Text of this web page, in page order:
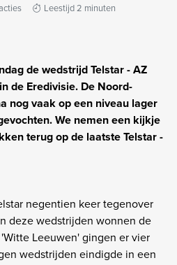
Leestijd 2 minuten
de wedstrijd Telstar - AZ
de Eredivisie. De Noord-
nog vaak op een niveau lager
We nemen een kijkje
terug op de laatste Telstar -
negentien keer tegenover
deze wedstrijden wonnen de
Leeuwen' gingen er vier
wedstrijden eindigde in een